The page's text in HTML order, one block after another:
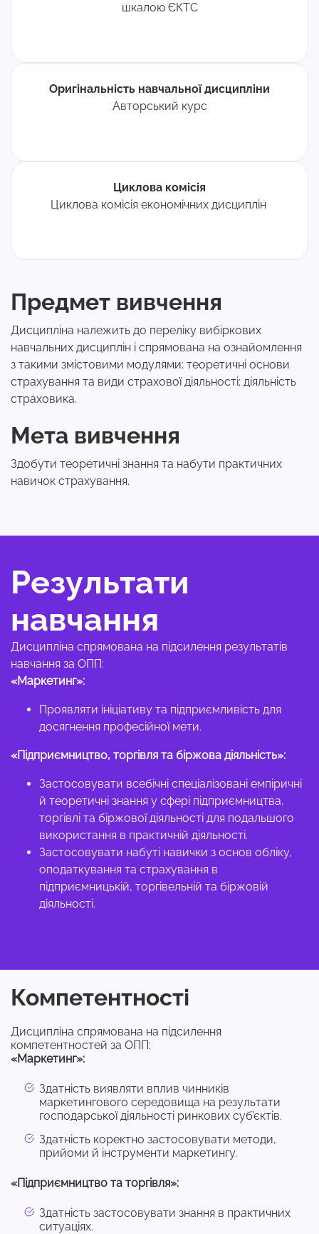
шкалою ЄКТС
Оригінальність навчальної дисципліни
Авторський курс
Циклова комісія
Циклова комісія економічних дисциплін
Предмет вивчення
Дисципліна належить до переліку вибіркових
навчальних дисциплін і спрямована на ознайомлення
з такими змістовими модулями: теоретичні основи
страхування та види страхової діяльності; діяльність
страховика.
Мета вивчення
Здобути теоретичні знання та набути практичних
навичок страхування.
Результати
навчання
Дисципліна спрямована на підсилення результатів
навчання за ОПП:
«Маркетинг»:
Проявляти ініціативу та підприємливість для
досягнення професійної мети.
«Підприємництво, торгівля та біржова діяльність»:
Застосовувати всебічні спеціалізовані емпіричні
й теоретичні знання у сфері підприємництва,
торгівлі та біржової діяльності для подальшого
використання в практичній діяльності.
Застосовувати набуті навички з основ обліку,
оподаткування та страхування в
підприємницькій, торгівельній та біржовій
діяльності.
Компетентності
Дисципліна спрямована на підсилення
компетентностей за ОПП:
«Маркетинг»:
Здатність виявляти вплив чинників
маркетингового середовища на результати
господарської діяльності ринкових суб’єктів.
Здатність коректно застосовувати методи,
прийоми й інструменти маркетингу.
«Підприємництво та торгівля»:
Здатність застосовувати знання в практичних
ситуаціях.